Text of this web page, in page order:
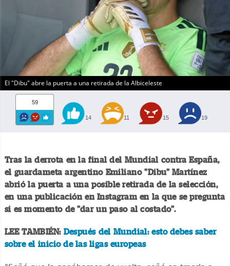
El "Dibu" abre la puerta a una retirada de la Albiceleste
59
14 11 15 19
Tras la derrota en la final del Mundial contra España,
el guardameta argentino Emiliano "Dibu" Martínez
abrió la puerta a una posible retirada de la selección,
en una publicación en Instagram en la que se pregunta
si es momento de "dar un paso al costado".
LEE TAMBIÉN: Después del Mundial: esto debes saber
sobre el inicio de las ligas europeas